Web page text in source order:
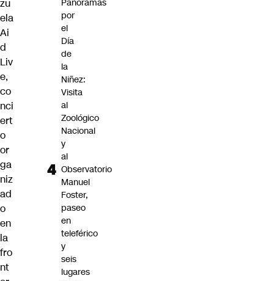
zu
ela
Ai
d
Liv
e,
co
nci
ert
o
or
ga
niz
ad
o
en
la
fro
nt
Panoramas
por
el
Día
de
la
Niñez:
Visita
al
Zoológico
Nacional
y
al
Observatorio
Manuel
Foster,
paseo
en
teleférico
y
seis
lugares